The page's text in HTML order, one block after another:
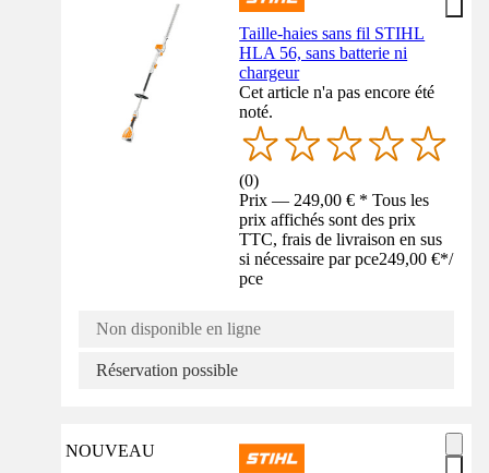
Taille-haies sans fil STIHL
HLA 56, sans batterie ni
chargeur
Cet article n'a pas encore été
noté.
(0)
Prix — 249,00 € * Tous les
prix affichés sont des prix
TTC, frais de livraison en sus
si nécessaire par pce249,00 €*/
pce
Non disponible en ligne
Réservation possible
NOUVEAU